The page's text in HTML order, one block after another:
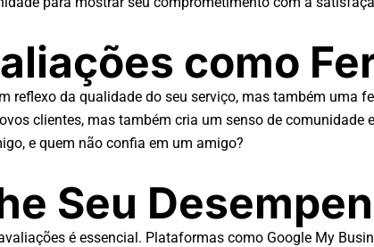
como
reflexo da qualidade do seu serviço, mas também
clientes, mas também cria um senso de
e quem não confia em um amigo?
Seu
é essencial. Plataformas como Google My